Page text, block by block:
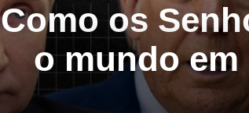
Como os
o mundo